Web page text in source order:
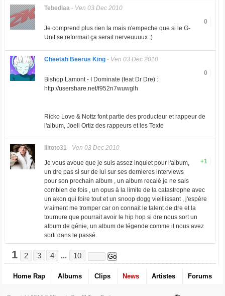
Tebediaa- Ven 03 Dec 2010
0
Je comprend plus rien la mais n'empeche que si le G-
Unit se reformait ça serait nerveuuuux :)
Cheetah Beerus King- Ven 03 Dec 2010
0
Bishop Lamont - I Dominate (feat Dr Dre) :
http://usershare.net/f952n7wuwglh
Ricko Love & Nottz font partie des producteur et rappeur de
l'album, Joell Ortiz des rappeurs et les Texte
liltoto31- Ven 03 Dec 2010
+1
Je vous avoue que je suis assez inquiet pour l'album,
un dre pas si sur de lui sur ses dernieres interviews
pour son prochain album , un album recalé je ne sais
combien de fois , un opus à la limite de la catastrophe avec
un akon qui foire tout et un snoop dogg vieillissant , j'espère
vraiment me tromper car on connait le talent de dre et la
tournure que pourrait avoir le hip hop si dre nous sort un
album de génie, un album de légende comme il nous avez
sorti dans le passé.
1 2 3 4 ... 10
Home Rap Albums Clips News Artistes Forums